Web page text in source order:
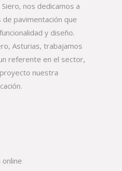
nos dedicamos a
pavimentación que
y diseño.
Asturias, trabajamos
referente en el sector,
nuestra